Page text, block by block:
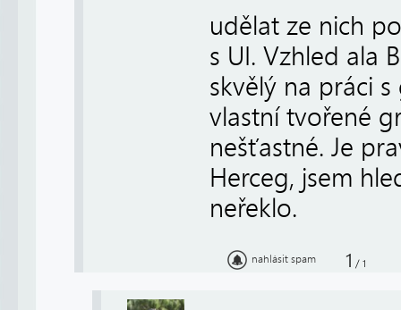
udělat ze nich
s UI. Vzhled ala
skvělý na práci
vlastní tvořené
nešťastné. Je
Herceg, jsem
neřeklo.
nahlásit spam 1 / 1